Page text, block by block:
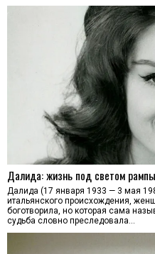
Далида: жизнь под светом
Далида (17 января 1933 — 3 мая
итальянского происхождения,
боготворила, но которая сама
судьба словно преследовала…